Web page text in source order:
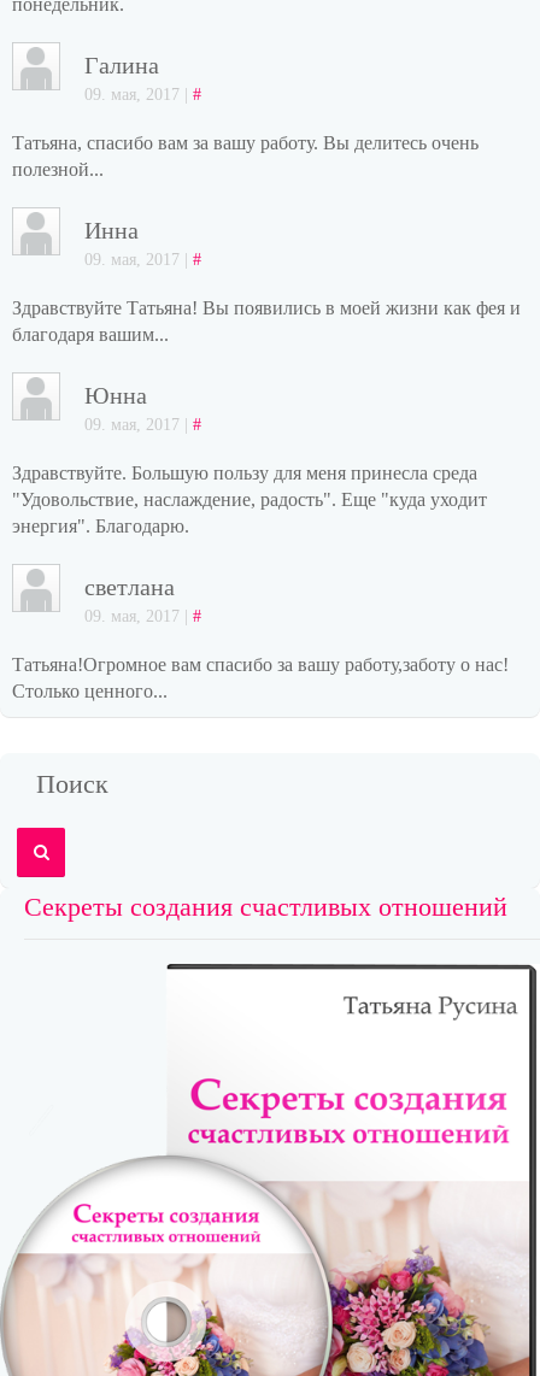
понедельник.
Галина
09. мая, 2017 | #
Татьяна, спасибо вам за вашу работу. Вы делитесь очень
полезной...
Инна
09. мая, 2017 | #
Здравствуйте Татьяна! Вы появились в моей жизни как фея и
благодаря вашим...
Юнна
09. мая, 2017 | #
Здравствуйте. Большую пользу для меня принесла среда
"Удовольствие, наслаждение, радость". Еще "куда уходит
энергия". Благодарю.
светлана
09. мая, 2017 | #
Татьяна!Огромное вам спасибо за вашу работу,заботу о нас!
Столько ценного...
Поиск
Секреты создания счастливых отношений